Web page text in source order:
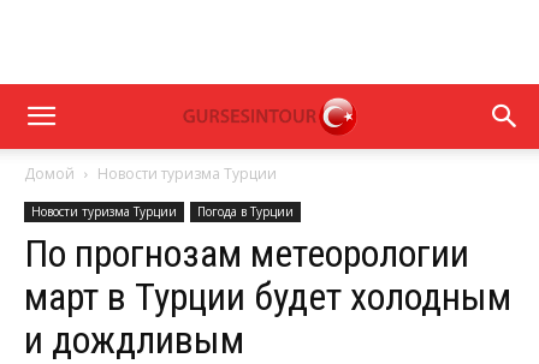
Домой Новости туризма Турции
Новости туризма Турции Погода в Турции
По прогнозам метеорологии
март в Турции будет холодным
и дождливым